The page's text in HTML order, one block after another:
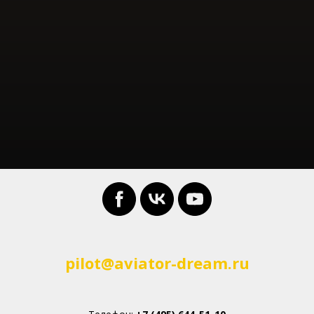
pilot@aviator-dream.ru